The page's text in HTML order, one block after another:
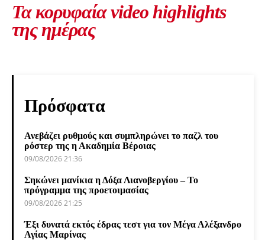
Τα κορυφαία video highlights
της ημέρας
Πρόσφατα
Ανεβάζει ρυθμούς και συμπληρώνει το παζλ του
ρόστερ της η Ακαδημία Βέροιας
09/08/2026 21:36
Σηκώνει μανίκια η Δόξα Λιανοβεργίου – Το
πρόγραμμα της προετοιμασίας
09/08/2026 21:25
Έξι δυνατά εκτός έδρας τεστ για τον Μέγα Αλέξανδρο
Αγίας Μαρίνας